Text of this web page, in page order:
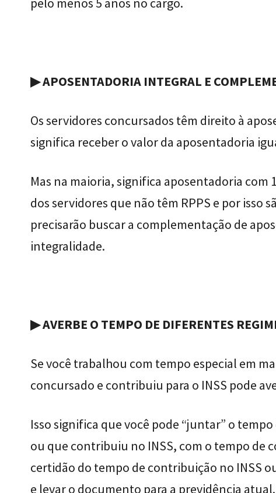
▶ APOSENTADORIA INTEGRAL E
Os servidores concursados têm direito à
significa receber o valor da aposentadoria
Mas na maioria, significa aposentadoria com
dos servidores que não têm RPPS e por isso
precisarão buscar a complementação de
integralidade.
▶ AVERBE O TEMPO DE DIFERENTES
Se você trabalhou com tempo especial em
concursado e contribuiu para o INSS pode
Isso significa que você pode “juntar” o
ou que contribuiu no INSS, com o tempo de
certidão do tempo de contribuição no INSS
e levar o documento para a previdência atual.